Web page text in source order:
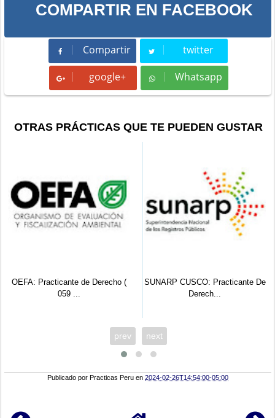
COMPARTIR EN FACEBOOK
Compartir
Compartir twitter
Tweet
google+ Whatsapp
Whatsapp
OTRAS PRÁCTICAS QUE TE PUEDEN GUSTAR
OEFA: Practicante de Derecho (
059 ...
SUNARP CUSCO: Practicante De
Derech...
prev next
Publicado porPracticas Peru en2024-02-26T14:54:00-05:00